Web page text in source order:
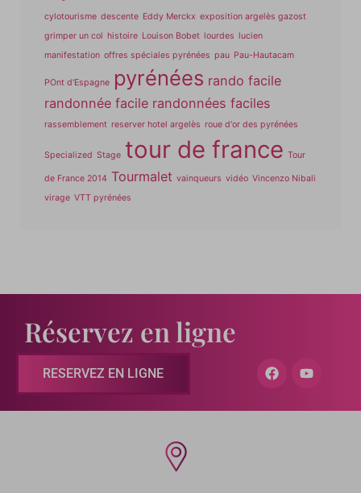
cylotourisme descente Eddy Merckx exposition argelès gazost
grimper un col histoire Louison Bobet lourdes lucien
manifestation offres spéciales pyrénées pau Pau-Hautacam
POnt d'Espagne pyrénées rando facile
randonnée facile randonnées faciles
rassemblement reserver hotel argelès roue d'or des pyrénées
Specialized Stage tour de france Tour
de France 2014 Tourmalet vainqueurs vidéo Vincenzo Nibali
virage VTT pyrénées
Réservez en ligne
RESERVEZ EN LIGNE